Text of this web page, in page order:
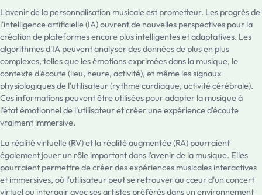
L'avenir de la personnalisation musicale est prometteur. Les progrès de
l'intelligence artificielle (IA) ouvrent de nouvelles perspectives pour la
création de plateformes encore plus intelligentes et adaptatives. Les
algorithmes d'IA peuvent analyser des données de plus en plus
complexes, telles que les émotions exprimées dans la musique, le
contexte d'écoute (lieu, heure, activité), et même les signaux
physiologiques de l'utilisateur (rythme cardiaque, activité cérébrale).
Ces informations peuvent être utilisées pour adapter la musique à
l'état émotionnel de l'utilisateur et créer une expérience d'écoute
vraiment immersive.
La réalité virtuelle (RV) et la réalité augmentée (RA) pourraient
également jouer un rôle important dans l'avenir de la musique. Elles
pourraient permettre de créer des expériences musicales interactives
et immersives, où l'utilisateur peut se retrouver au cœur d'un concert
virtuel ou interagir avec ses artistes préférés dans un environnement